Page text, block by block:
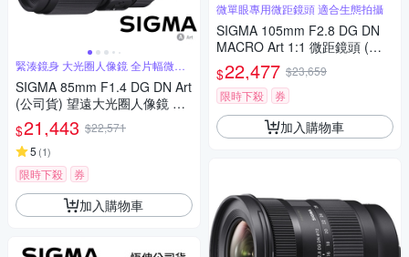
緊湊鏡身 大光圈人像鏡 全片幅微單
眼鏡頭
SIGMA 85mm F1.4 DG DN Art
(公司貨) 望遠大光圈人像鏡 全
片幅微單眼鏡頭
$21,443 $22,571
5 (1)
限時下殺 券
加入購物車
微單眼專用微距鏡頭 適合生態拍攝
SIGMA 105mm F2.8 DG DN
MACRO Art 1:1 微距鏡頭 (公
司貨) 望遠定焦鏡頭 全片幅無
反微單眼鏡頭
$22,477 $23,659
限時下殺
券
加入購物車